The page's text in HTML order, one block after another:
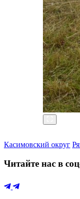
Касимовский округ
Читайте нас в